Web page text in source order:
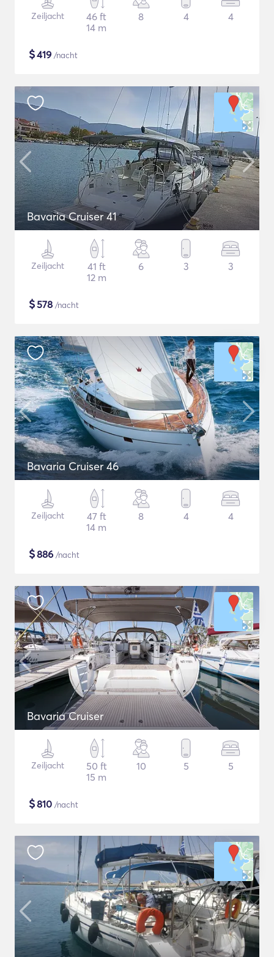
Zeiljacht
46 ft
14 m
8 4 4
$419 /nacht
Bavaria Cruiser 41
Zeiljacht
41 ft
12 m
6 3 3
$578 /nacht
Bavaria Cruiser 46
Zeiljacht
47 ft
14 m
8 4 4
$886 /nacht
Bavaria Cruiser
Zeiljacht
50 ft
15 m
10 5 5
$810 /nacht